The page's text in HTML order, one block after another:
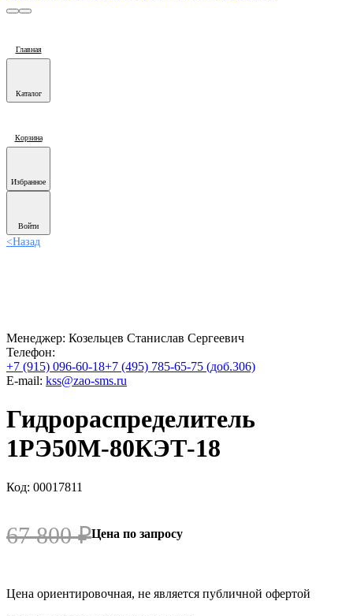
Главная
Каталог
Корзина
Избранное
Войти
<Назад
Менеджер: Козельцев Станислав Сергеевич
Телефон:
+7 (915) 096-60-18+7 (495) 785-65-75 (доб.306)
E-mail: kss@zao-sms.ru
Гидрораспределитель
1РЭ50М-80КЭТ-18
Код: 00017811
67 800₽Цена по запросу
Цена ориентировочная, не является публичной офертой